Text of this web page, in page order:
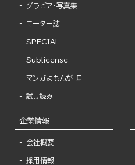
グラビア・写真集
モーター誌
SPECIAL
Sublicense
マンガよもんが
試し読み
企業情報
会社概要
採用情報